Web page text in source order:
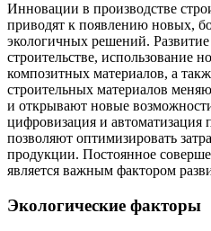
Инновации в производстве
приводят к появлению новых,
экологичных решений.
строительстве, использование
композитных материалов, а
строительных материалов
и открывают новые
цифровизация и автоматизация
позволяют оптимизировать
продукции. Постоянное
является важным фактором
Экологические факторы